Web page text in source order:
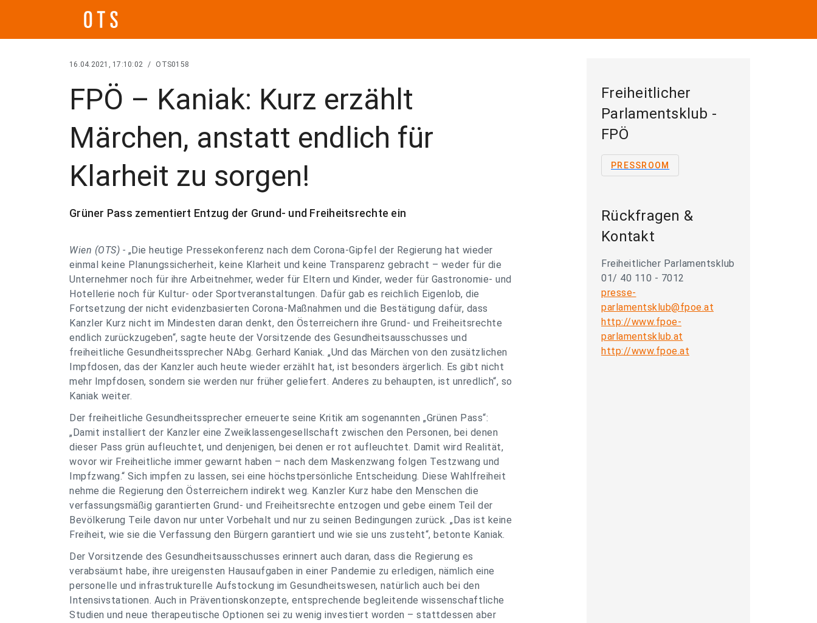
16.04.2021, 17:10:02 / OTS0158
FPÖ – Kaniak: Kurz erzählt
Märchen, anstatt endlich für
Klarheit zu sorgen!
Grüner Pass zementiert Entzug der Grund- und Freiheitsrechte ein
Wien (OTS) - „Die heutige Pressekonferenz nach dem Corona-Gipfel der Regierung hat wieder
einmal keine Planungssicherheit, keine Klarheit und keine Transparenz gebracht – weder für die
Unternehmer noch für ihre Arbeitnehmer, weder für Eltern und Kinder, weder für Gastronomie- und
Hotellerie noch für Kultur- oder Sportveranstaltungen. Dafür gab es reichlich Eigenlob, die
Fortsetzung der nicht evidenzbasierten Corona-Maßnahmen und die Bestätigung dafür, dass
Kanzler Kurz nicht im Mindesten daran denkt, den Österreichern ihre Grund- und Freiheitsrechte
endlich zurückzugeben“, sagte heute der Vorsitzende des Gesundheitsausschusses und
freiheitliche Gesundheitssprecher NAbg. Gerhard Kaniak. „Und das Märchen von den zusätzlichen
Impfdosen, das der Kanzler auch heute wieder erzählt hat, ist besonders ärgerlich. Es gibt nicht
mehr Impfdosen, sondern sie werden nur früher geliefert. Anderes zu behaupten, ist unredlich“, so
Kaniak weiter.
Der freiheitliche Gesundheitssprecher erneuerte seine Kritik am sogenannten „Grünen Pass“:
„Damit installiert der Kanzler eine Zweiklassengesellschaft zwischen den Personen, bei denen
dieser Pass grün aufleuchtet, und denjenigen, bei denen er rot aufleuchtet. Damit wird Realität,
wovor wir Freiheitliche immer gewarnt haben – nach dem Maskenzwang folgen Testzwang und
Impfzwang.“ Sich impfen zu lassen, sei eine höchstpersönliche Entscheidung. Diese Wahlfreiheit
nehme die Regierung den Österreichern indirekt weg. Kanzler Kurz habe den Menschen die
verfassungsmäßig garantierten Grund- und Freiheitsrechte entzogen und gebe einem Teil der
Bevölkerung Teile davon nur unter Vorbehalt und nur zu seinen Bedingungen zurück. „Das ist keine
Freiheit, wie sie die Verfassung den Bürgern garantiert und wie sie uns zusteht“, betonte Kaniak.
Der Vorsitzende des Gesundheitsausschusses erinnert auch daran, dass die Regierung es
verabsäumt habe, ihre ureigensten Hausaufgaben in einer Pandemie zu erledigen, nämlich eine
personelle und infrastrukturelle Aufstockung im Gesundheitswesen, natürlich auch bei den
Intensivstationen. Auch in Präventionskonzepte, entsprechende begleitende wissenschaftliche
Studien und neue therapeutische Optionen sei zu wenig investiert worden – stattdessen aber
Freiheitlicher
Parlamentsklub -
FPÖ
PRESSROOM
Rückfragen &
Kontakt
Freiheitlicher Parlamentsklub
01/ 40 110 - 7012
presse-
parlamentsklub@fpoe.at
http://www.fpoe-
parlamentsklub.at
http://www.fpoe.at